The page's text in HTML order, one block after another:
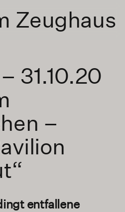
Zeughaus
31.10.20
–
entfallene